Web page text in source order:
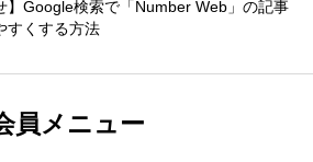
】Google検索で「Number Web」の記事
すくする方法
員メニュー